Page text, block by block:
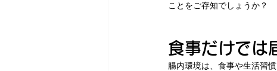
ことをご存知でしょうか？
食事だけでは
腸内環境は、食事や生活習